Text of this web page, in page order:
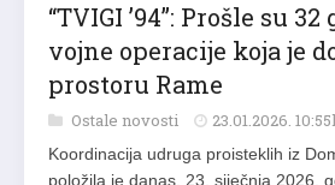
“TVIGI ’94”: Prošle su
vojne operacije koja je
prostoru Rame
Ostale novosti 23.01.2026.
Koordinacija udruga proisteklih iz
položila je danas, 23. siječnja 2026.